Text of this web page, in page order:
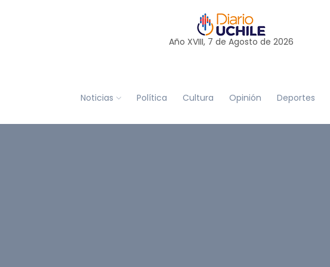
Año XVIII, 7 de Agosto de 2026
Noticias Política Cultura Opinión Deportes